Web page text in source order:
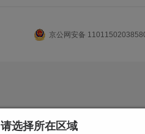
京公网安备
请选择所在区域